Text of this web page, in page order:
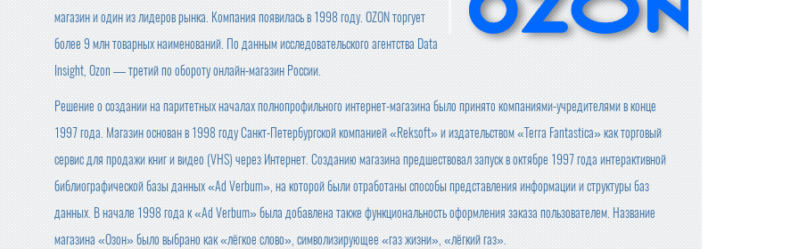
магазин и один из лидеров рынка. Компания появилась в 1998 году. OZON торгует
более 9 млн товарных наименований. По данным исследовательского агентства Data
Insight, Ozon — третий по обороту онлайн-магазин России.
Решение о создании на паритетных началах полнопрофильного интернет-магазина было принято компаниями-учредителями в конце
1997 года. Магазин основан в 1998 году Санкт-Петербургской компанией «Reksoft» и издательством «Terra Fantastica» как торговый
сервис для продажи книг и видео (VHS) через Интернет. Созданию магазина предшествовал запуск в октябре 1997 года интерактивной
библиографической базы данных «Ad Verbum», на которой были отработаны способы представления информации и структуры баз
данных. В начале 1998 года к «Ad Verbum» была добавлена также функциональность оформления заказа пользователем. Название
магазина «Озон» было выбрано как «лёгкое слово», символизирующее «газ жизни», «лёгкий газ».